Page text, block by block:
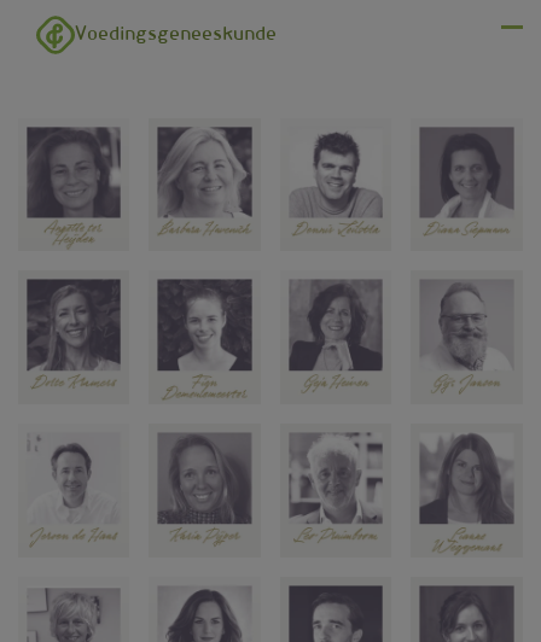
Overslaan en naar de inhoud gaan
Voedingsgeneeskunde